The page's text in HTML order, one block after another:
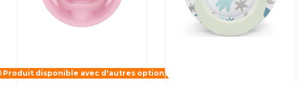
Produit disponible avec d'autres options